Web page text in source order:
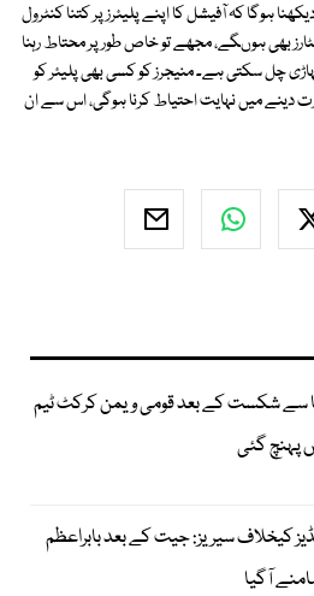
ہوگا کہ آفیشل کا اپنے پلیئرز پر کتنا کنٹرول
بھی ہوںگے، مجھے تو خاص طور پر محتاط رہنا
چل سکتی ہے۔ منیجرز کو کسی بھی پلیئر کو
دینے میں نہایت احتیاط کرنا ہوگی، اس سے ان
سے شکست کے بعد قومی ویمن کرکٹ ٹیم
پہنچ گئی
کیخلاف سیریز: جیت کے بعد بابراعظم
آگیا